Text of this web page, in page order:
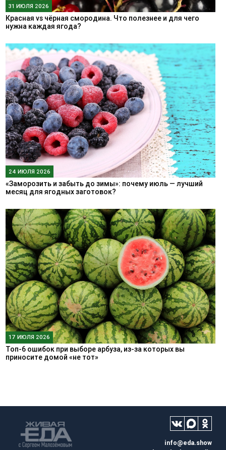
31 ИЮЛЯ 2026
Красная vs чёрная смородина. Что полезнее и для чего
нужна каждая ягода?
24 ИЮЛЯ 2026
«Заморозить и забыть до зимы»: почему июль — лучший
месяц для ягодных заготовок?
17 ИЮЛЯ 2026
Топ-6 ошибок при выборе арбуза, из-за которых вы
приносите домой «не тот»
info@eda.show